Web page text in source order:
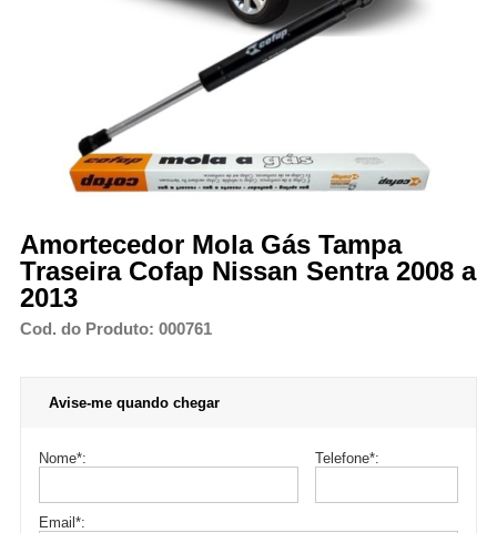
Amortecedor Mola Gás Tampa
Traseira Cofap Nissan Sentra 2008 a
2013
Cod. do Produto: 000761
Avise-me quando chegar
Nome*: Telefone*:
Email *: